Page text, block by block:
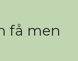
få men